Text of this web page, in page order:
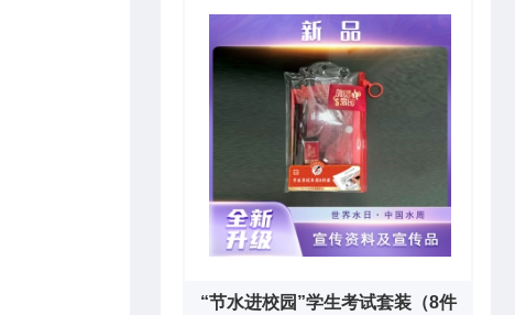
“节水进校园”学生考试套装（8件